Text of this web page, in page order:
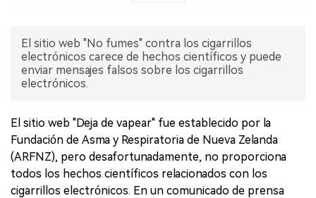
El sitio web "No fumes" contra los cigarrillos
electrónicos carece de hechos científicos y puede
enviar mensajes falsos sobre los cigarrillos
electrónicos.
El sitio web "Deja de vapear" fue establecido por la
Fundación de Asma y Respiratoria de Nueva Zelanda
(ARFNZ), pero desafortunadamente, no proporciona
todos los hechos científicos relacionados con los
cigarrillos electrónicos. En un comunicado de prensa